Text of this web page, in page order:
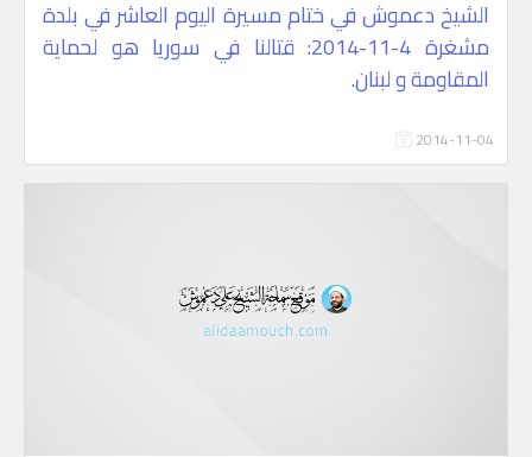
الشيخ دعموش في ختام مسيرة اليوم العاشر في بلدة
مشغرة 4-11-2014: قتالنا في سوريا هو لحماية
المقاومة و لبنان.
2014-11-04